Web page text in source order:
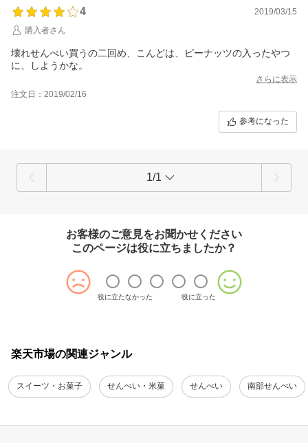
4
2019/03/15
購入者さん
壊れせんべい買うの二回め、こんどは、ピーナッツの入ったやつ
に、しようかな。
さらに表示
注文日：2019/02/16
参考になった
1/1
お客様のご意見をお聞かせください
このページは役に立ちましたか？
役に立たなかった 役に立った
楽天市場の関連ジャンル
スイーツ・お菓子 せんべい・米菓 せんべい 南部せんべい